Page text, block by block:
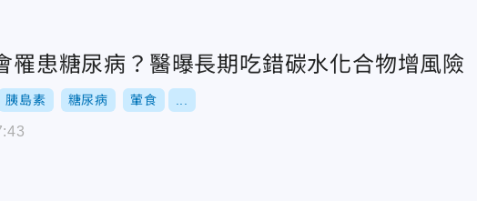
罹患糖尿病？醫曝長期吃錯碳水化合物增風險
胰島素 糖尿病 葷食